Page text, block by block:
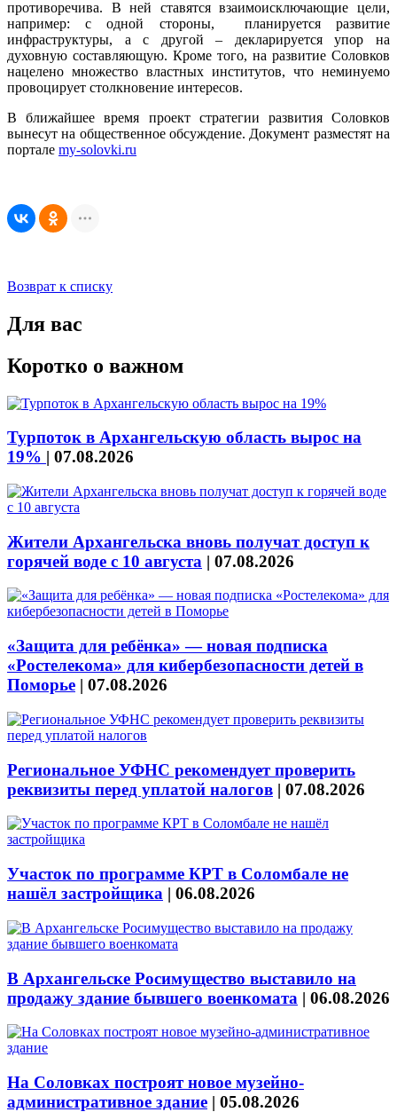
противоречива. В ней ставятся взаимоисключающие цели,
например: с одной стороны, планируется развитие
инфраструктуры, а с другой – декларируется упор на
духовную составляющую. Кроме того, на развитие Соловков
нацелено множество властных институтов, что неминуемо
провоцирует столкновение интересов.
В ближайшее время проект стратегии развития Соловков
вынесут на общественное обсуждение. Документ разместят на
портале my-solovki.ru
Возврат к списку
Для вас
Коротко о важном
Турпоток в Архангельскую область вырос на
19% | 07.08.2026
Жители Архангельска вновь получат доступ к
горячей воде с 10 августа | 07.08.2026
«Защита для ребёнка» — новая подписка
«Ростелекома» для кибербезопасности детей в
Поморье | 07.08.2026
Региональное УФНС рекомендует проверить
реквизиты перед уплатой налогов | 07.08.2026
Участок по программе КРТ в Соломбале не
нашёл застройщика | 06.08.2026
В Архангельске Росимущество выставило на
продажу здание бывшего военкомата | 06.08.2026
На Соловках построят новое музейно-
административное здание | 05.08.2026